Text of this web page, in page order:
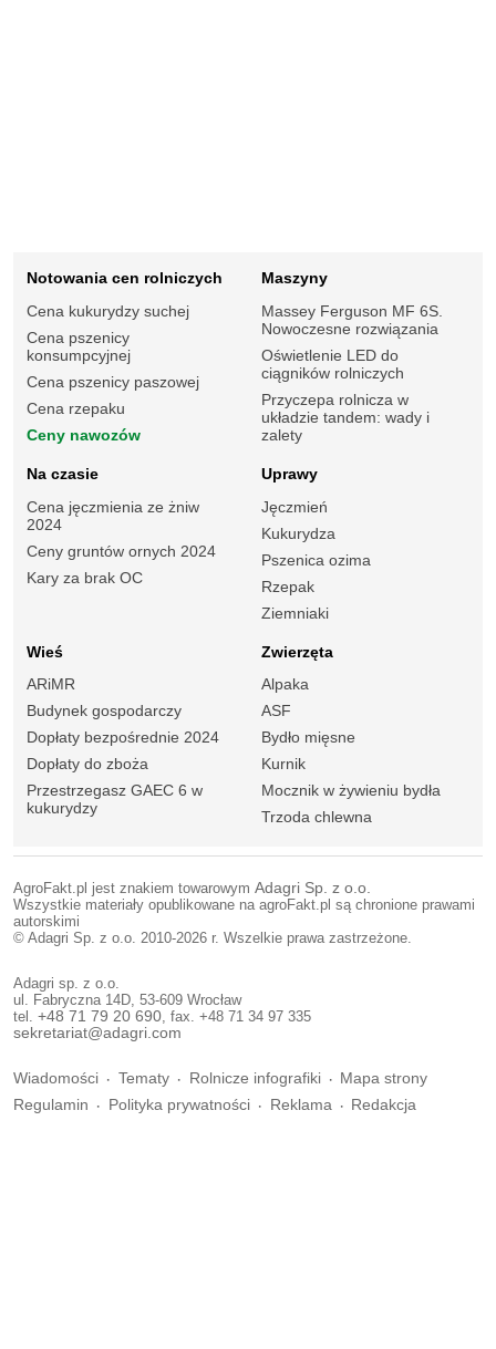
Notowania cen rolniczych
Cena kukurydzy suchej
Cena pszenicy
konsumpcyjnej
Cena pszenicy paszowej
Cena rzepaku
Ceny nawozów
Maszyny
Massey Ferguson MF 6S.
Nowoczesne rozwiązania
Oświetlenie LED do
ciągników rolniczych
Przyczepa rolnicza w
układzie tandem: wady i
zalety
Na czasie
Cena jęczmienia ze żniw
2024
Ceny gruntów ornych 2024
Kary za brak OC
Uprawy
Jęczmień
Kukurydza
Pszenica ozima
Rzepak
Ziemniaki
Wieś
ARiMR
Budynek gospodarczy
Dopłaty bezpośrednie 2024
Dopłaty do zboża
Przestrzegasz GAEC 6 w
kukurydzy
Zwierzęta
Alpaka
ASF
Bydło mięsne
Kurnik
Mocznik w żywieniu bydła
Trzoda chlewna
AgroFakt.pl jest znakiem towarowym Adagri Sp. z o.o.
Wszystkie materiały opublikowane na agroFakt.pl są chronione prawami
autorskimi
© Adagri Sp. z o.o. 2010-2026 r. Wszelkie prawa zastrzeżone.
Adagri sp. z o.o.
ul. Fabryczna 14D, 53-609 Wrocław
tel. +48 71 79 20 690 , fax. +48 71 34 97 335
sekretariat@adagri.com
Wiadomości Tematy Rolnicze infografiki
Mapa strony
Regulamin
Polityka prywatności Reklama Redakcja